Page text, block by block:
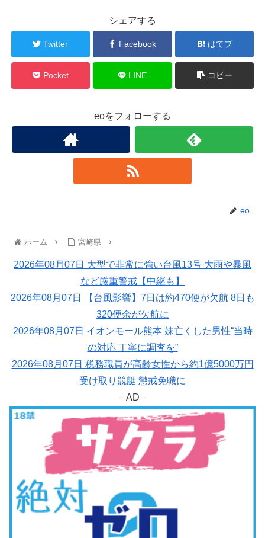
シェアする
Twitter Facebook はてブ
Pocket LINE コピー
eoをフォローする
eo
ホーム 宮崎県
2026年08月07日 大型で非常に強い台風13号 大雨や暴風
など厳重警戒【中継も】
2026年08月07日 【台風影響】7日は約470便が欠航 8日も
320便余が欠航に
2026年08月07日 イオンモール熊本 妹亡くした男性“当時
の対応 丁寧に調査を”
2026年08月07日 税務職員が高齢女性から約1億5000万円
受け取り競艇 懲戒免職に
－AD－